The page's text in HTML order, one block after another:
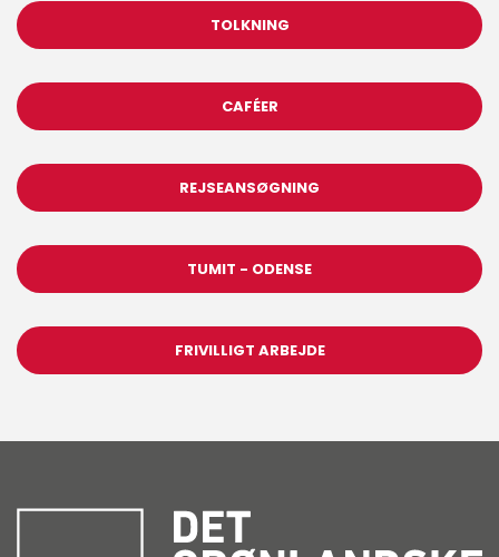
TOLKNING
CAFÉER
REJSEANSØGNING
TUMIT - ODENSE
FRIVILLIGT ARBEJDE